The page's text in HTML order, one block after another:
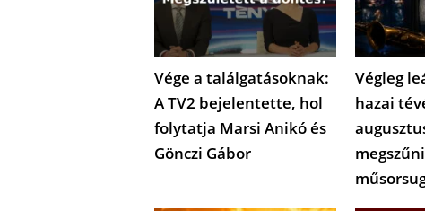
Vége a találgatásoknak:
A TV2 bejelentette, hol
folytatja Marsi Anikó és
Gönczi Gábor
Végleg
hazai